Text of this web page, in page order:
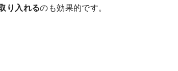
り入れるのも効果的です。